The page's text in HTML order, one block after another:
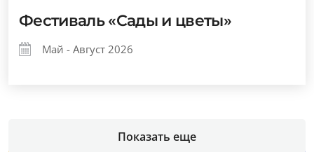
Фестиваль «Сады и цветы»
Май - Август 2026
Показать еще